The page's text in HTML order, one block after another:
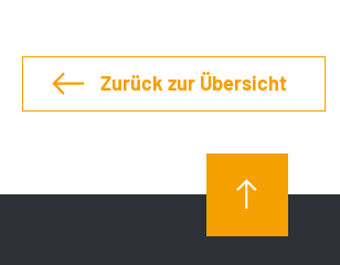
Zurück zur Übersicht